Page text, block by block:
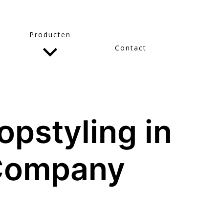
Producten
Contact
in